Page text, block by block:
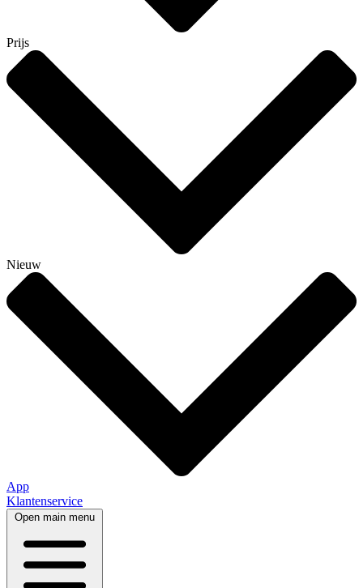
Prijs
Nieuw
App
Klantenservice
Open main menu